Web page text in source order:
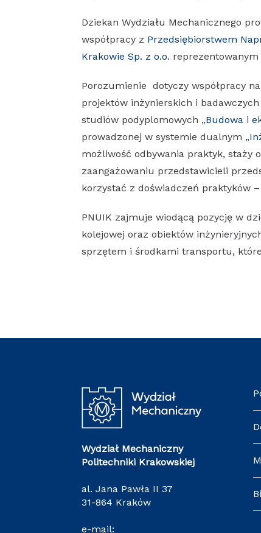
Dziekan Wydziału Mechanicznego
współpracy z Przedsiębiorstwem
Krakowie Sp. z o.o.
Porozumienie dotyczy współpracy
projektów inżynierskich i
studiów podyplomowych „Budowa i
prowadzonej w systemie dualnym „
możliwość odbywania praktyk, staży
zaangażowaniu przedstawicieli
korzystać z doświadczeń praktyków
PNUIK zajmuje wiodącą pozycję w
kolejowej oraz obiektów
sprzętem i środkami transportu,
Wydział Mechaniczny
Politechniki Krakowskiej
al. Jana Pawła II 37
31-864 Kraków
e-mail: